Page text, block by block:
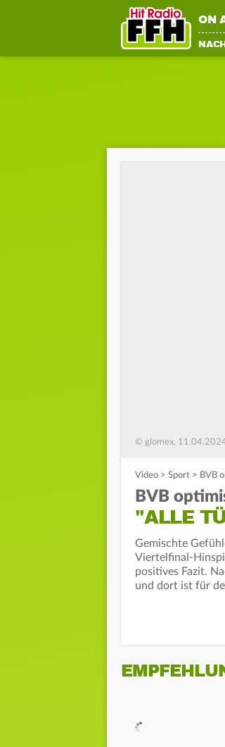
ON
© glomex,
Video > Sport > BVB
BVB
"ALLE
Gemischte
Viertelfinal-
positives Fazit.
und dort ist für